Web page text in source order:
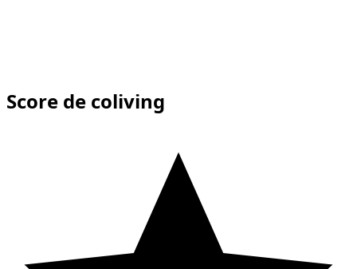
Score de coliving